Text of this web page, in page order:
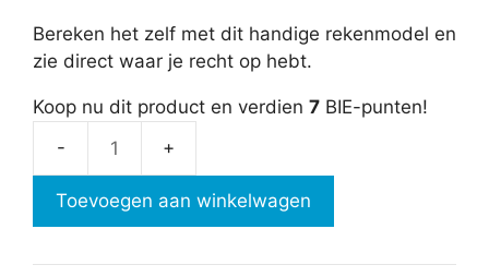
Bereken het zelf met dit handige rekenmodel en
zie direct waar je recht op hebt.
Koop nu dit product en verdien 7 BIE-punten!
aantal
Toevoegen aan winkelwagen